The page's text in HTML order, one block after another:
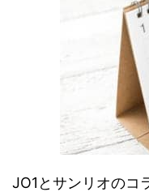
JO1とサンリオのコ